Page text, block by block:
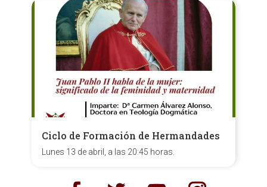
Ciclo de Formación de Hermandades
Lunes 13 de abril, a las 20:45 horas.